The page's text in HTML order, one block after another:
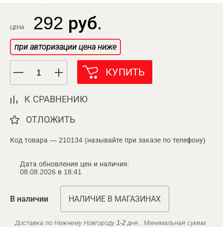
ЦЕНА 292 руб.
при авторизации цена ниже
КУПИТЬ
К СРАВНЕНИЮ
ОТЛОЖИТЬ
Код товара — 210134 (называйте при заказе по телефону)
Дата обновления цен и наличия:
08.08.2026 в 18:41
В наличии НАЛИЧИЕ В МАГАЗИНАХ
Доставка по Нижнему Новгороду 1-2 дня . Минимальная сумма